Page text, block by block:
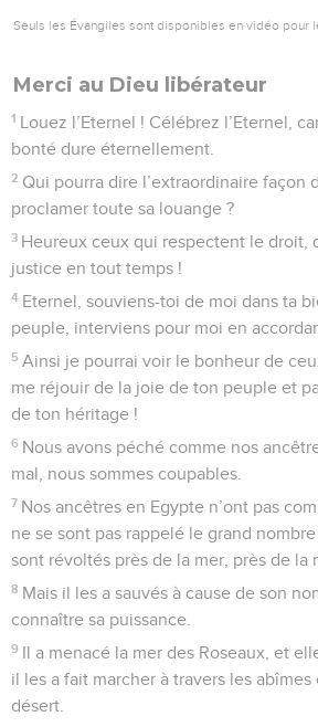
Seuls les Évangiles sont disponibles en vidéo pour
Merci au Dieu libérateur
1 Louez l’Eternel ! Célébrez l’Eternel,
bonté dure éternellement.
2 Qui pourra dire l’extraordinaire façon
proclamer toute sa louange ?
3 Heureux ceux qui respectent le droit,
justice en tout temps !
4 Eternel, souviens-toi de moi dans ta
peuple, interviens pour moi en
5 Ainsi je pourrai voir le bonheur de
me réjouir de la joie de ton peuple et
de ton héritage !
6 Nous avons péché comme nos
mal, nous sommes coupables.
7 Nos ancêtres en Egypte n’ont pas
ne se sont pas rappelé le grand
sont révoltés près de la mer, près de la
8 Mais il les a sauvés à cause de son
connaître sa puissance.
9 Il a menacé la mer des Roseaux, et
il les a fait marcher à travers les abîmes
désert.